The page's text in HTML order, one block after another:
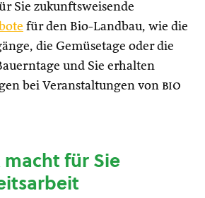
Sie zukunftsweisende
für den Bio-Landbau, wie die
die Gemüsetage oder die
und Sie erhalten
bei Veranstaltungen von bio
macht für Sie